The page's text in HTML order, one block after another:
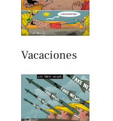
Vacaciones